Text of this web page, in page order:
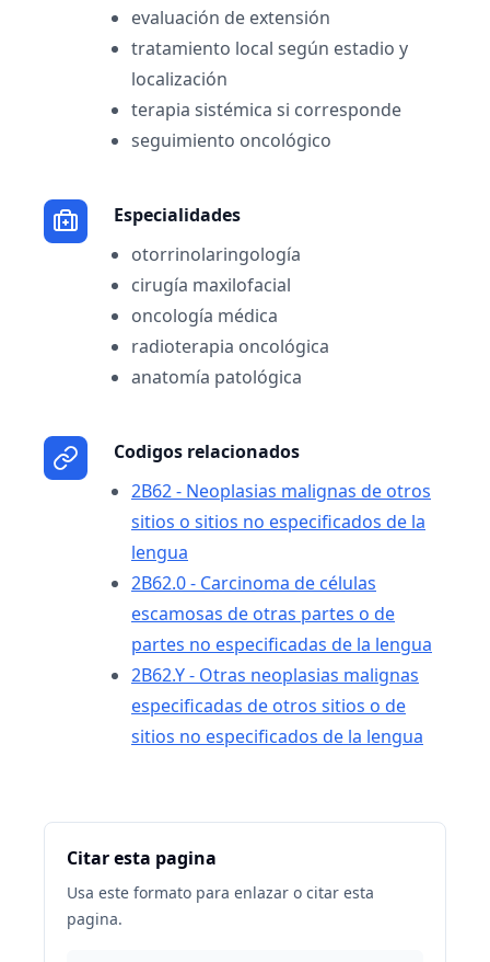
evaluación de extensión
tratamiento local según estadio y
localización
terapia sistémica si corresponde
seguimiento oncológico
Especialidades
otorrinolaringología
cirugía maxilofacial
oncología médica
radioterapia oncológica
anatomía patológica
Codigos relacionados
2B62 - Neoplasias malignas de otros
sitios o sitios no especificados de la
lengua
2B62.0 - Carcinoma de células
escamosas de otras partes o de
partes no especificadas de la lengua
2B62.Y - Otras neoplasias malignas
especificadas de otros sitios o de
sitios no especificados de la lengua
Citar esta pagina
Usa este formato para enlazar o citar esta
pagina.